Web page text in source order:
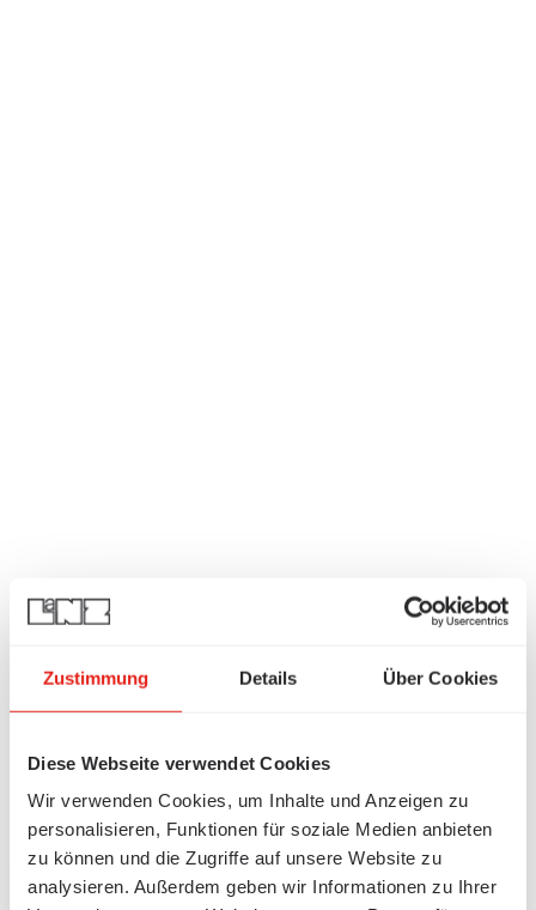
Zustimmung Details Über Cookies
Diese Webseite verwendet Cookies
Wir verwenden Cookies, um Inhalte und Anzeigen zu
personalisieren, Funktionen für soziale Medien anbieten
zu können und die Zugriffe auf unsere Website zu
analysieren. Außerdem geben wir Informationen zu Ihrer